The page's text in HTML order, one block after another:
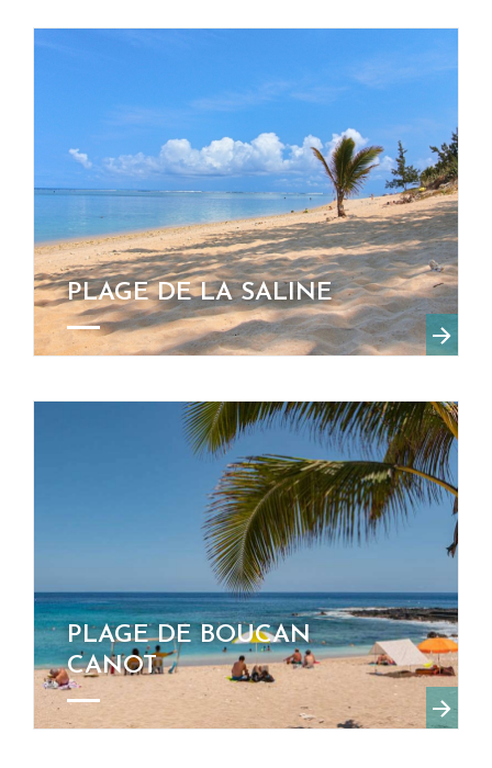
PLAGE DE LA SALINE
PLAGE DE BOUCAN
CANOT